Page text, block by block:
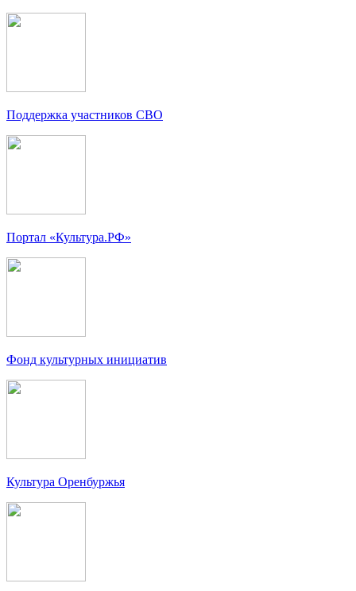
Поддержка участников СВО
Портал «Культура.РФ»
Фонд культурных инициатив
Культура Оренбуржья